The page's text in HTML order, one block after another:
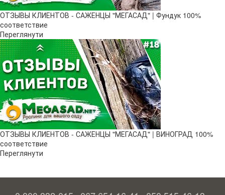
ОТЗЫВЫ КЛИЕНТОВ - САЖЕНЦЫ "МЕГАСАД" | Фундук 100%
соответствие
Переглянути
ОТЗЫВЫ КЛИЕНТОВ - САЖЕНЦЫ "МЕГАСАД" | ВИНОГРАД 100%
соответствие
Переглянути